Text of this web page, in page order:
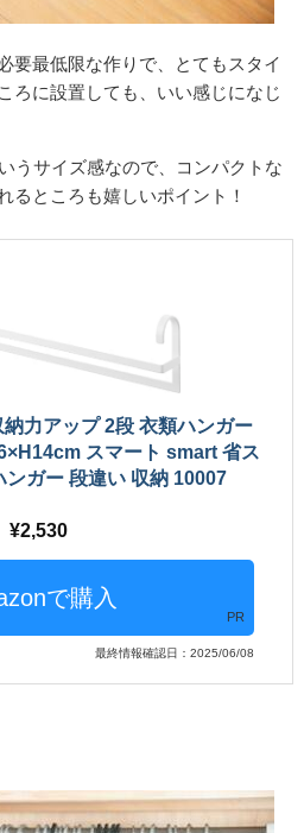
要最低限な作りで、とてもスタイ
ろに設置しても、いい感じになじ
うサイズ感なので、コンパクトな
るところも嬉しいポイント！
力アップ 2段 衣類ハンガー
スマート smart 省ス
ガー 段違い 収納 10007
2,530
PR
最終情報確認日：2025/06/08